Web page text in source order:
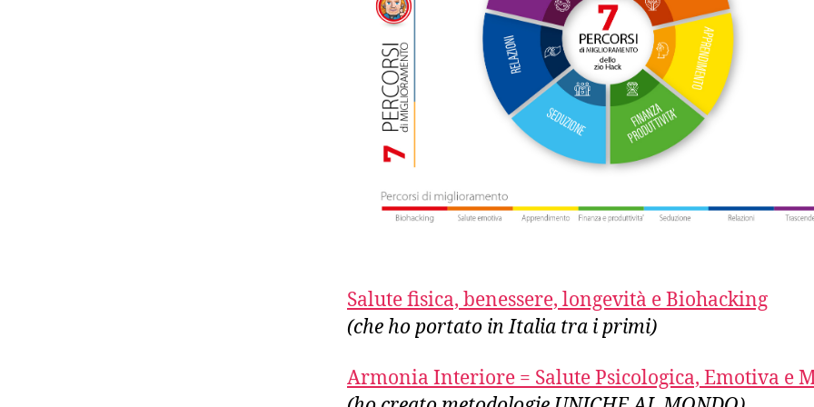
Salute fisica, benessere, longevità e Biohacking
(che ho portato in Italia tra i primi)
Armonia Interiore = Salute Psicologica, Emotiva e